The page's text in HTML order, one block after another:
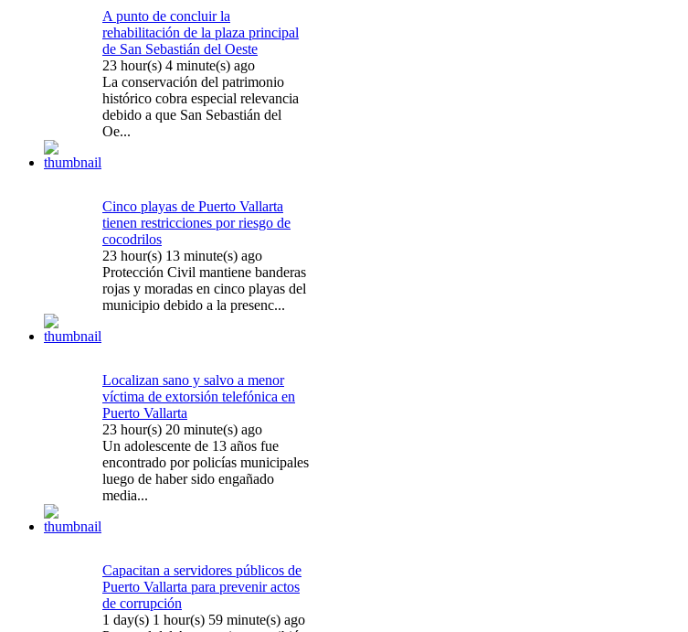
A punto de concluir la
rehabilitación de la plaza principal
de San Sebastián del Oeste
23 hour(s) 4 minute(s) ago
La conservación del patrimonio
histórico cobra especial relevancia
debido a que San Sebastián del
Oe...
Cinco playas de Puerto Vallarta
tienen restricciones por riesgo de
cocodrilos
23 hour(s) 13 minute(s) ago
Protección Civil mantiene banderas
rojas y moradas en cinco playas del
municipio debido a la presenc...
Localizan sano y salvo a menor
víctima de extorsión telefónica en
Puerto Vallarta
23 hour(s) 20 minute(s) ago
Un adolescente de 13 años fue
encontrado por policías municipales
luego de haber sido engañado
media...
Capacitan a servidores públicos de
Puerto Vallarta para prevenir actos
de corrupción
1 day(s) 1 hour(s) 59 minute(s) ago